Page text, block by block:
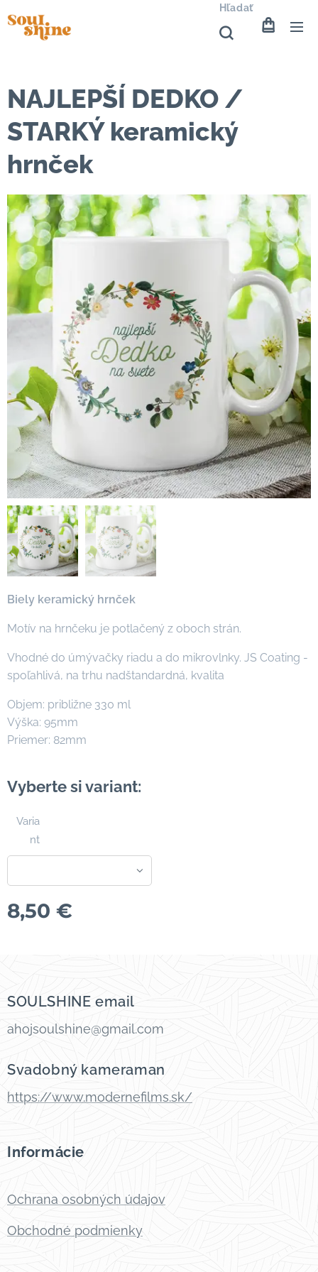
Hľadať
NAJLEPŠÍ DEDKO /
STARKÝ keramický
hrnček
Biely keramický hrnček
Motív na hrnčeku je potlačený z oboch strán.
Vhodné do úmývačky riadu a do mikrovlnky. JS Coating -
spoľahlivá, na trhu nadštandardná, kvalita
Objem: približne 330 ml
Výška: 95mm
Priemer: 82mm
Vyberte si variant:
Varia
nt
8,50 €
SOULSHINE email
ahojsoulshine@gmail.com
Svadobný kameraman
https://www.modernefilms.sk/
Informácie
Ochrana osobných údajov
Obchodné podmienky